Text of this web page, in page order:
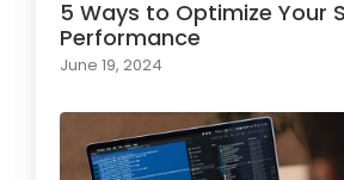
5 Ways to Optimize Your
Performance
June 19, 2024